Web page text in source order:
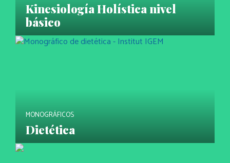
Kinesiología Holística nivel
básico
MONOGRÁFICOS
Dietética